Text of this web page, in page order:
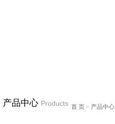
产品中心 Products 首 页 > 产品中心